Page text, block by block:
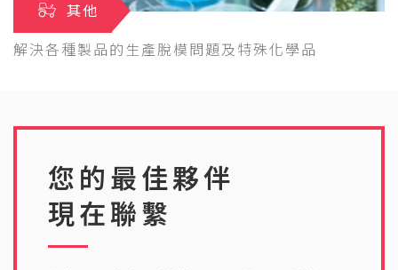
其他
解決各種製品的生產脫模問題及特殊化學品
您的最佳夥伴
現在聯繫